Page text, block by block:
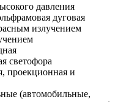
давления
дуговая
излучением
светофора
проекционная и
(автомобильные,